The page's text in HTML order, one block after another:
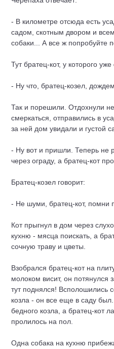
- В километре отсюда есть
садом, скотным двором и
собаки... А все ж попробуйте
Тут братец-кот, у которого
- Ну что, братец-козел,
Так и порешили. Отдохнули
смеркаться, отправились в
за ней дом увидали и густой
- Ну вот и пришли. Теперь не
через ограду, а братец-кот
Братец-козел говорит:
- Не шуми, братец-кот, помни
Кот прыгнул в дом через
кухню - мясца поискать, а
сочную траву и цветы.
Взобрался братец-кот на
молоком висит, он
тут поднялся! Всполошились
козла - он все еще в саду
бедного козла, а братец-кот
пролилось на пол.
Одна собака на кухню